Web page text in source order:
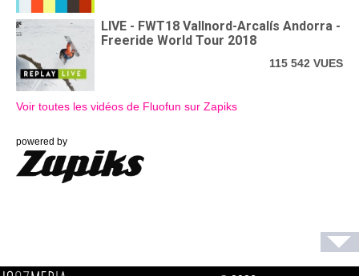
LIVE - FWT18 Vallnord-Arcalís Andorra -
Freeride World Tour 2018
115 542 VUES
Voir toutes les vidéos de Fluofun sur Zapiks
powered by